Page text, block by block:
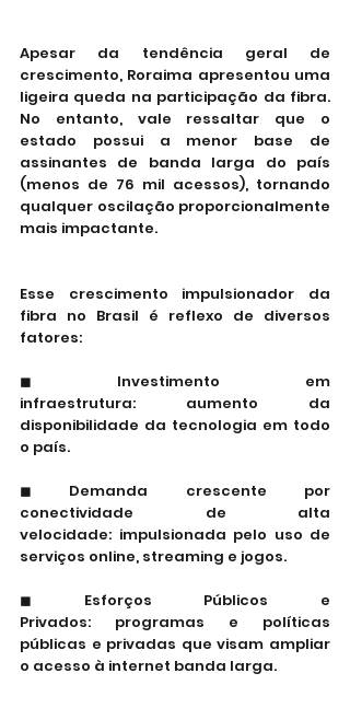
Apesar da tendência geral de
crescimento, Roraima apresentou uma
ligeira queda na participação da fibra.
No entanto, vale ressaltar que o
estado possui a menor base de
assinantes de banda larga do país
(menos de 76 mil acessos), tornando
qualquer oscilação proporcionalmente
mais impactante.
Esse crescimento impulsionador da
fibra no Brasil é reflexo de diversos
fatores:
◼ Investimento em
infraestrutura: aumento da
disponibilidade da tecnologia em todo
o país.
◼ Demanda crescente por
conectividade de alta
velocidade: impulsionada pelo uso de
serviços online, streaming e jogos.
◼ Esforços Públicos e
Privados: programas e políticas
públicas e privadas que visam ampliar
o acesso à internet banda larga.